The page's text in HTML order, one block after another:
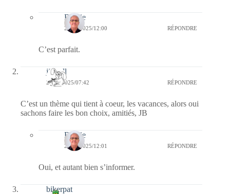
Bernie
25/01/2025/12:00 RÉPONDRE
C’est parfait.
jill bill
23/01/2025/07:42 RÉPONDRE
C’est un thème qui tient à coeur, les vacances, alors oui
sachons faire les bon choix, amitiés, JB
Bernie
25/01/2025/12:01 RÉPONDRE
Oui, et autant bien s’informer.
bikerpat